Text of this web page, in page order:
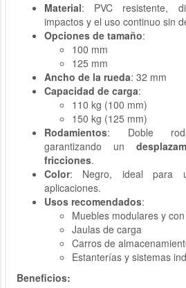
Material: PVC resistente,
impactos y el uso continuo sin
Opciones de tamaño:
100 mm
125 mm
Ancho de la rueda: 32 mm
Capacidad de carga:
110 kg (100 mm)
150 kg (125 mm)
Rodamientos: Doble
garantizando un
fricciones.
Color: Negro, ideal para
aplicaciones.
Usos recomendados:
Muebles modulares y
Jaulas de carga
Carros de
Estanterías y sistemas
Beneficios: